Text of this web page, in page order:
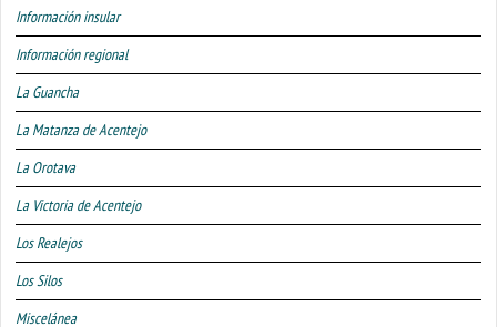
Información insular
Información regional
La Guancha
La Matanza de Acentejo
La Orotava
La Victoria de Acentejo
Los Realejos
Los Silos
Miscelánea